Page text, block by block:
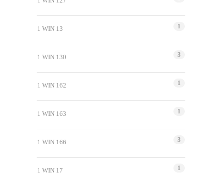
1 WIN 13 1
1 WIN 130 3
1 WIN 162 1
1 WIN 163 1
1 WIN 166 3
1 WIN 17 1